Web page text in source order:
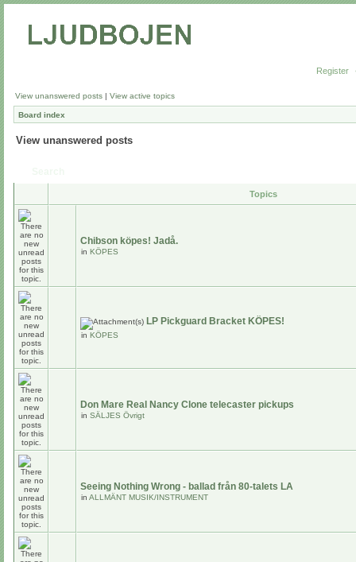
Register
View unanswered posts | View active topics
Board index
View unanswered posts
Topics
Chibson köpes! Jadå.
in KÖPES
LP Pickguard Bracket KÖPES!
in KÖPES
Don Mare Real Nancy Clone telecaster pickups
in SÄLJES Övrigt
Seeing Nothing Wrong - ballad från 80-talets LA
in ALLMÄNT MUSIK/INSTRUMENT